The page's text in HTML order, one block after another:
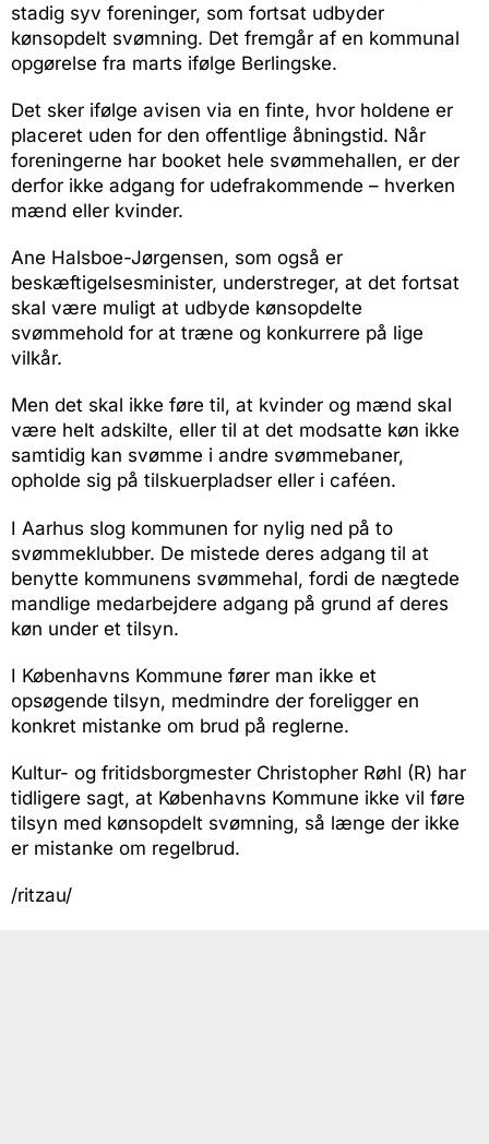
stadig syv foreninger, som fortsat udbyder
kønsopdelt svømning. Det fremgår af en kommunal
opgørelse fra marts ifølge Berlingske.
Det sker ifølge avisen via en finte, hvor holdene er
placeret uden for den offentlige åbningstid. Når
foreningerne har booket hele svømmehallen, er der
derfor ikke adgang for udefrakommende – hverken
mænd eller kvinder.
Ane Halsboe-Jørgensen, som også er
beskæftigelsesminister, understreger, at det fortsat
skal være muligt at udbyde kønsopdelte
svømmehold for at træne og konkurrere på lige
vilkår.
Men det skal ikke føre til, at kvinder og mænd skal
være helt adskilte, eller til at det modsatte køn ikke
samtidig kan svømme i andre svømmebaner,
opholde sig på tilskuerpladser eller i caféen.
I Aarhus slog kommunen for nylig ned på to
svømmeklubber. De mistede deres adgang til at
benytte kommunens svømmehal, fordi de nægtede
mandlige medarbejdere adgang på grund af deres
køn under et tilsyn.
I Københavns Kommune fører man ikke et
opsøgende tilsyn, medmindre der foreligger en
konkret mistanke om brud på reglerne.
Kultur- og fritidsborgmester Christopher Røhl (R) har
tidligere sagt, at Københavns Kommune ikke vil føre
tilsyn med kønsopdelt svømning, så længe der ikke
er mistanke om regelbrud.
/ritzau/